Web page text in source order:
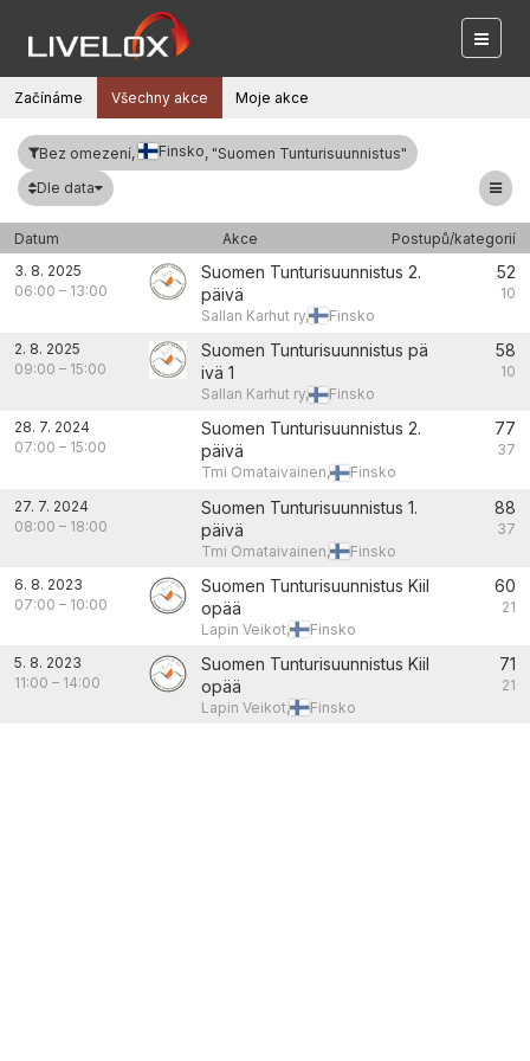
Začínáme Všechny akce Moje akce
Bez omezení, Finsko, "Suomen Tunturisuunnistus"
Dle data
Datum Akce
Postupů/kategorií
3. 8. 2025
06:00 – 13:00
Suomen Tunturisuunnistus 2.
päivä
Sallan Karhut ry, Finsko
52
10
2. 8. 2025
09:00 – 15:00
Suomen Tunturisuunnistus pä
ivä 1
Sallan Karhut ry, Finsko
58
10
28. 7. 2024
07:00 – 15:00
Suomen Tunturisuunnistus 2.
päivä
Tmi Omataivainen, Finsko
77
37
27. 7. 2024
08:00 – 18:00
Suomen Tunturisuunnistus 1.
päivä
Tmi Omataivainen, Finsko
88
37
6. 8. 2023
07:00 – 10:00
Suomen Tunturisuunnistus Kiil
opää
Lapin Veikot, Finsko
60
21
5. 8. 2023
11:00 – 14:00
Suomen Tunturisuunnistus Kiil
opää
Lapin Veikot, Finsko
71
21